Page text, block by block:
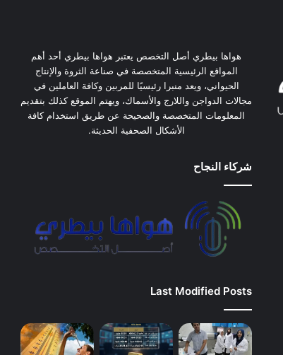
هواها بيطري أصل التخصص يعتبر هواها بيطري أحد أهم
المواقع الرئيسية المتخصصة في صناعة الثروة والإنتاج
الحيواني، ويعد منبرا رئيسيًا للمربين وكافة العاملين في
مجالات الدواجن واللارج والأسماك، ويهتم الموقع كذلك بتقديم
المعلومات المتخصصة والصحيحة عن طريق استخدام كافة
الأشكال الصحفية الحديثة.
شركاء النجاح
Last Modified Posts